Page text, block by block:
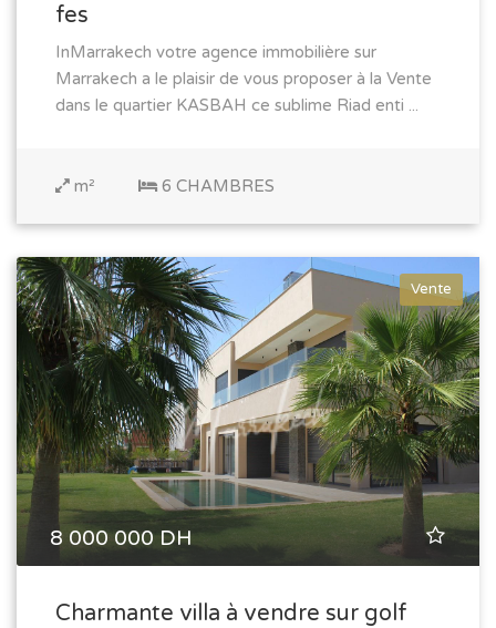
fes
InMarrakech votre agence immobilière sur
Marrakech a le plaisir de vous proposer à la Vente
dans le quartier KASBAH ce sublime Riad enti ...
m² 6 CHAMBRES
Vente
8 000 000 DH
Charmante villa à vendre sur golf